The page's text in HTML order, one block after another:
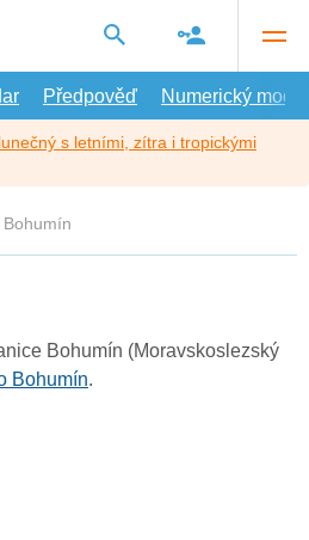
Předpověď Numerický model
s letními, zítra i tropickými
Bohumín
Bohumín (Moravskoslezský
Bohumín.